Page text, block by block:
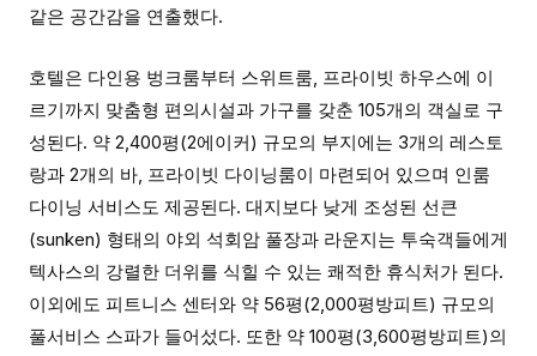
같은 공간감을 연출했다.
호텔은 다인용 벙크룸부터 스위트룸, 프라이빗 하우스에 이
르기까지 맞춤형 편의시설과 가구를 갖춘 105개의 객실로 구
성된다. 약 2,400평(2에이커) 규모의 부지에는 3개의 레스토
랑과 2개의 바, 프라이빗 다이닝룸이 마련되어 있으며 인룸
다이닝 서비스도 제공된다. 대지보다 낮게 조성된 선큰
(sunken) 형태의 야외 석회암 풀장과 라운지는 투숙객들에게
텍사스의 강렬한 더위를 식힐 수 있는 쾌적한 휴식처가 된다.
이외에도 피트니스 센터와 약 56평(2,000평방피트) 규모의
풀서비스 스파가 들어섰다. 또한 약 100평(3,600평방피트)의